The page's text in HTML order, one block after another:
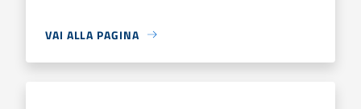
VAI ALLA PAGINA